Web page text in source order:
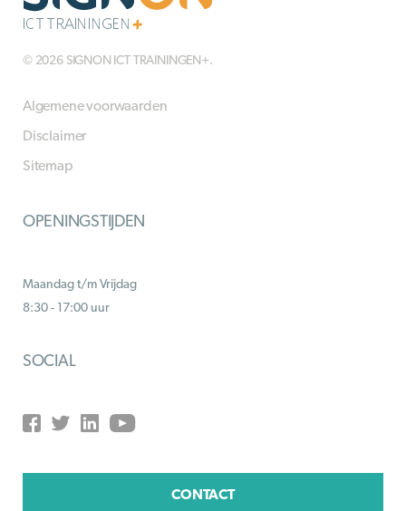
© 2026 SIGNON ICT TRAININGEN+.
Algemene voorwaarden
Disclaimer
Sitemap
OPENINGSTIJDEN
Maandag t/m Vrijdag
8:30 - 17:00 uur
SOCIAL
CONTACT